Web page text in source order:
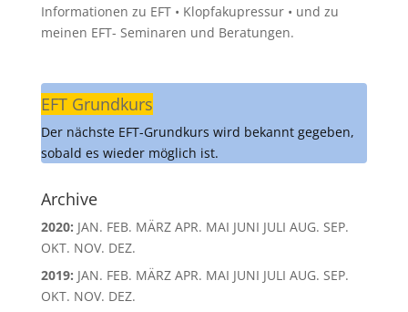
Informationen zu EFT • Klopfakupressur • und zu
meinen EFT- Seminaren und Beratungen.
EFT Grundkurs
Der nächste EFT-Grundkurs wird bekannt gegeben,
sobald es wieder möglich ist.
Archive
2020: JAN. FEB. MÄRZ APR. MAI JUNI JULI AUG. SEP.
OKT. NOV. DEZ.
2019: JAN. FEB. MÄRZ APR. MAI JUNI JULI AUG. SEP.
OKT. NOV. DEZ.